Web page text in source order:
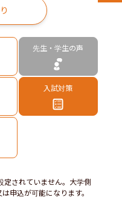
先生・学生の声
入試対策
定されていません。大学側
申込が可能になります。